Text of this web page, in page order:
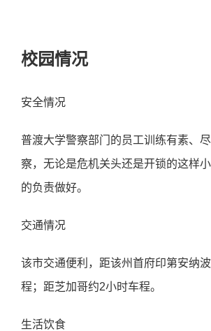
校园情况
安全情况
普渡大学警察部门的员工训练有素、
察，无论是危机关头还是开锁的这样
的负责做好。
交通情况
该市交通便利，距该州首府印第安纳
程；距芝加哥约2小时车程。
生活饮食